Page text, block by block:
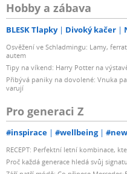
Hobby a zábava
BLESK Tlapky Divoký kačer
Osvěžení ve Schladmingu: Lamy,
autem
Tipy na víkend: Harry Potter na
Přibývá paniky na dovolené: Vnuka
varují
Pro generaci Z
#inspirace #wellbeing
RECEPT: Perfektní letní kombinace,
Proč každá generace hledá svůj